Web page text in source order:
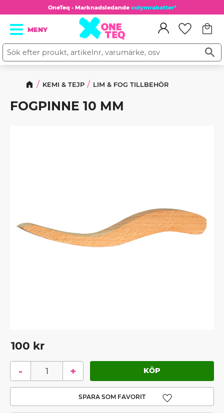
Meny
OneTeq - Marknadsledande volymrabatter*
KEMI & TEJP LIM & FOG TILLBEHÖR
FOGPINNE 10 MM
100 kr
+
-
Lägg till i favoriter